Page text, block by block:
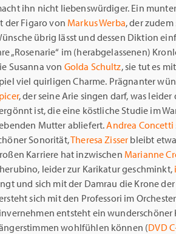
ihn nicht liebenswürdiger. Ein
der Figaro von Markus Werba, der
übrig lässt und dessen Diktion
„Rosenarie“ im (herabgelassenen)
Susanna von Golda Schultz, sie tut es
viel quirligen Charme. Prägnanter
, der seine Arie singen darf, was
ist, die eine köstliche Studie im
Mutter abliefert.Andrea Concetti
Sonorität,Theresa Zisser bleibt
Karriere hat inzwischen Marianne
leider zur Karikatur geschminkt,
und sich mit der Damrau die Krone
sich mit den Professori im
entsteht ein
wohlfühlen können (DVD